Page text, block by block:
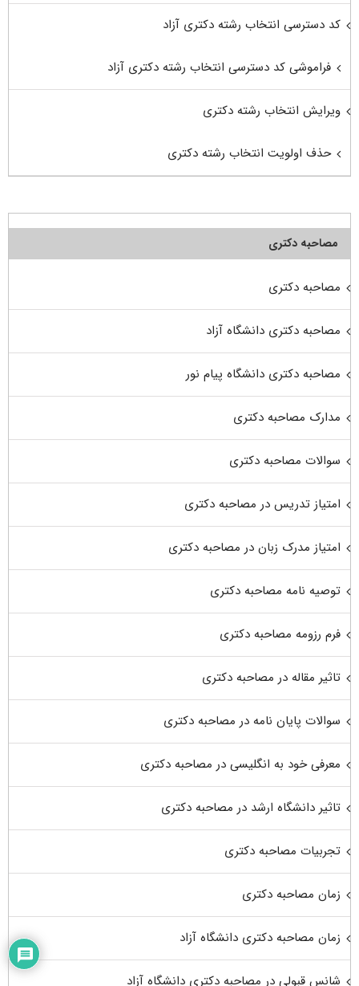
کد دسترسی انتخاب رشته دکتری آزاد
فراموشی کد دسترسی انتخاب رشته دکتری آزاد
ویرایش انتخاب رشته دکتری
حذف اولویت انتخاب رشته دکتری
مصاحبه دکتری
مصاحبه دکتری
مصاحبه دکتری دانشگاه آزاد
مصاحبه دکتری دانشگاه پیام نور
مدارک مصاحبه دکتری
سوالات مصاحبه دکتری
امتیاز تدریس در مصاحبه دکتری
امتیاز مدرک زبان در مصاحبه دکتری
توصیه نامه مصاحبه دکتری
فرم رزومه مصاحبه دکتری
تاثیر مقاله در مصاحبه دکتری
سوالات پایان نامه در مصاحبه دکتری
معرفی خود به انگلیسی در مصاحبه دکتری
تاثیر دانشگاه ارشد در مصاحبه دکتری
تجربیات مصاحبه دکتری
زمان مصاحبه دکتری
زمان مصاحبه دکتری دانشگاه آزاد
شانس قبولی در مصاحبه دکتری دانشگاه آزاد